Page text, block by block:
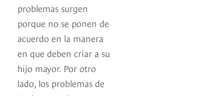
problemas surgen
porque no se ponen de
acuerdo en la manera
en que deben criar a su
hijo mayor. Por otro
lado, los problemas de